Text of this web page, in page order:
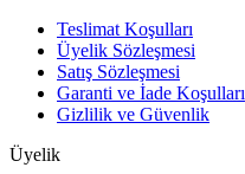
Teslimat Koşulları
Üyelik Sözleşmesi
Satış Sözleşmesi
Garanti ve İade Koşulları
Gizlilik ve Güvenlik
Üyelik